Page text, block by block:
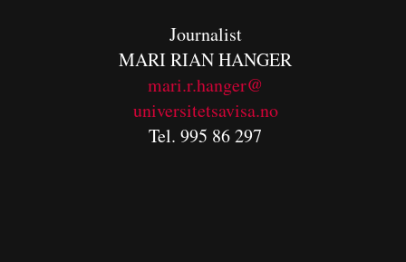
Journalist
MARI RIAN HANGER
mari.r.hanger@
universitetsavisa.no
Tel. 995 86 297